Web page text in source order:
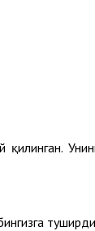
қилинган.